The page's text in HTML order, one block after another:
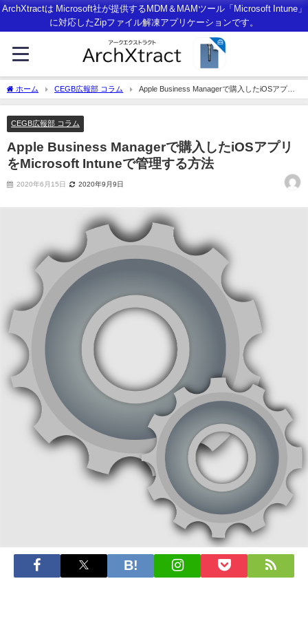
ArchXtractは Microsoft社が提供するMDM＆MAMツール「Microsoft Intune」
に対応したZipファイル解凍アプリケーションです。
ホーム CEGB広報部 コラム
Apple Business Managerで購入したiOSアプリ
をMicrosoft Intuneで管理する方法
CEGB広報部 コラム
Apple Business Managerで購入したiOSアプリ
をMicrosoft Intuneで管理する方法
2020年6月15日 2020年9月9日